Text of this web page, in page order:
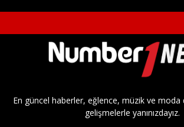
En güncel haberler, eğlence, müzik ve moda
gelişmelerle yanınızdayız.